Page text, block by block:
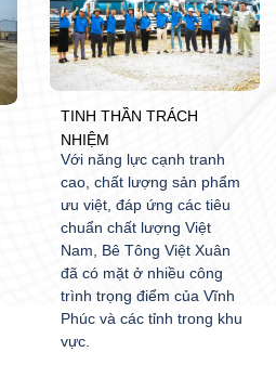
TINH THẦN TRÁCH
NHIỆM
Với năng lực cạnh tranh
cao, chất lượng sản phẩm
ưu việt, đáp ứng các tiêu
chuẩn chất lượng Việt
Nam, Bê Tông Việt Xuân
đã có mặt ở nhiều công
trình trọng điểm của Vĩnh
Phúc và các tỉnh trong khu
vực.